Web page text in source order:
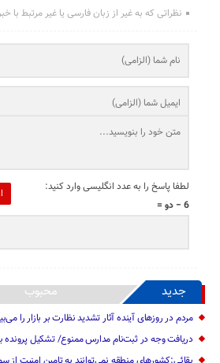
نظراتی که به غیر از زبان فارسی یا غیر مرتبط با
لطفا پاسخ را به عدد انگلیسی وارد کنید:
6 − دو =
جدید محبوب
مردم در روزهای آینده آثار تشدید نظارت بر بازار را
دریافت وجه در ثبت‌نام مدارس ممنوع/ تشکیل پرونده برای 101 مدیر